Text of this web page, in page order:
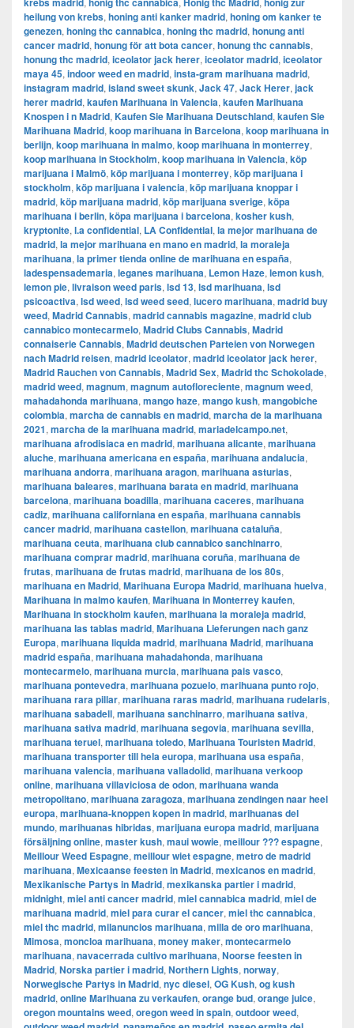
heilung von krebs, honing anti kanker madrid, honing om kanker te
genezen, honing thc cannabica, honing thc madrid, honung anti
cancer madrid, honung för att bota cancer, honung thc cannabis,
honung thc madrid, iceolator jack herer, iceolator madrid, iceolator
maya 45, indoor weed en madrid, insta-gram marihuana madrid,
instagram madrid, island sweet skunk, Jack 47, Jack Herer, jack
herer madrid, kaufen Marihuana in Valencia, kaufen Marihuana
Knospen i n Madrid, Kaufen Sie Marihuana Deutschland, kaufen Sie
Marihuana Madrid, koop marihuana in Barcelona, koop marihuana in
berlijn, koop marihuana in malmo, koop marihuana in monterrey,
koop marihuana in Stockholm, ​​koop marihuana in Valencia, köp
marijuana i Malmö, köp marijuana i monterrey, köp marijuana i
stockholm, ​​köp marijuana i valencia, köp marijuana knoppar i
madrid, köp marijuana madrid, köp marijuana sverige, köpa
marihuana i berlin, köpa marijuana i barcelona, kosher kush,
kryptonite, l.a confidential, LA Confidential, la mejor marihuana de
madrid, la mejor marihuana en mano en madrid, la moraleja
marihuana, la primer tienda online de marihuana en españa,
ladespensademaria, leganes marihuana, Lemon Haze, lemon kush,
lemon pie, livraison weed paris, lsd 13, lsd marihuana, lsd
psicoactiva, lsd weed, lsd weed seed, lucero marihuana, madrid buy
weed, Madrid Cannabis, madrid cannabis magazine, madrid club
cannabico montecarmelo, Madrid Clubs Cannabis, Madrid
connaiserie Cannabis, Madrid deutschen Parteien von Norwegen
nach Madrid reisen, madrid iceolator, madrid iceolator jack herer,
Madrid Rauchen von Cannabis, Madrid Sex, Madrid thc Schokolade,
madrid weed, magnum, magnum autofloreciente, magnum weed,
mahadahonda marihuana, mango haze, mango kush, mangobiche
colombia, marcha de cannabis en madrid, marcha de la marihuana
2021, marcha de la marihuana madrid, mariadelcampo.net,
marihuana afrodisiaca en madrid, marihuana alicante, marihuana
aluche, marihuana americana en españa, marihuana andalucia,
marihuana andorra, marihuana aragon, marihuana asturias,
marihuana baleares, marihuana barata en madrid, marihuana
barcelona, marihuana boadilla, marihuana caceres, marihuana
cadiz, marihuana californiana en españa, marihuana cannabis
cancer madrid, marihuana castellon, marihuana cataluña,
marihuana ceuta, marihuana club cannabico sanchinarro,
marihuana comprar madrid, marihuana coruña, marihuana de
frutas, marihuana de frutas madrid, marihuana de los 80s,
marihuana en Madrid, Marihuana Europa Madrid, marihuana huelva,
Marihuana in malmo kaufen, Marihuana in Monterrey kaufen,
Marihuana in stockholm kaufen, marihuana la moraleja madrid,
marihuana las tablas madrid, Marihuana Lieferungen nach ganz
Europa, marihuana liquida madrid, marihuana Madrid, marihuana
madrid españa, marihuana mahadahonda, marihuana
montecarmelo, marihuana murcia, marihuana pais vasco,
marihuana pontevedra, marihuana pozuelo, marihuana punto rojo,
marihuana rara pillar, marihuana raras madrid, marihuana rudelaris,
marihuana sabadell, marihuana sanchinarro, marihuana sativa,
marihuana sativa madrid, marihuana segovia, marihuana sevilla,
marihuana teruel, marihuana toledo, Marihuana Touristen Madrid,
marihuana transporter till hela europa, marihuana usa españa,
marihuana valencia, marihuana valladolid, marihuana verkoop
online, marihuana villaviciosa de odon, marihuana wanda
metropolitano, marihuana zaragoza, marihuana zendingen naar heel
europa, marihuana-knoppen kopen in madrid, marihuanas del
mundo, marihuanas hibridas, marijuana europa madrid, marijuana
försäljning online, master kush, maui wowie, meillour ??? espagne,
Meillour Weed Espagne, meillour wiet espagne, metro de madrid
marihuana, Mexicaanse feesten in Madrid, mexicanos en madrid,
Mexikanische Partys in Madrid, mexikanska partier i madrid,
midnight, miel anti cancer madrid, miel cannabica madrid, miel de
marihuana madrid, miel para curar el cancer, miel thc cannabica,
miel thc madrid, milanuncios marihuana, milla de oro marihuana,
Mimosa, moncloa marihuana, money maker, montecarmelo
marihuana, navacerrada cultivo marihuana, Noorse feesten in
Madrid, Norska partier i madrid, Northern Lights, norway,
Norwegische Partys in Madrid, nyc diesel, OG Kush, og kush
madrid, online Marihuana zu verkaufen, orange bud, orange juice,
oregon mountains weed, oregon weed in spain, outdoor weed,